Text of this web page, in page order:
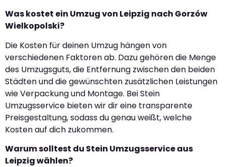
Was kostet ein Umzug von Leipzig nach Gorzów
Wielkopolski?
Die Kosten für deinen Umzug hängen von
verschiedenen Faktoren ab. Dazu gehören die Menge
des Umzugsguts, die Entfernung zwischen den beiden
Städten und die gewünschten zusätzlichen Leistungen
wie Verpackung und Montage. Bei Stein
Umzugsservice bieten wir dir eine transparente
Preisgestaltung, sodass du genau weißt, welche
Kosten auf dich zukommen.
Warum solltest du Stein Umzugsservice aus
Leipzig wählen?